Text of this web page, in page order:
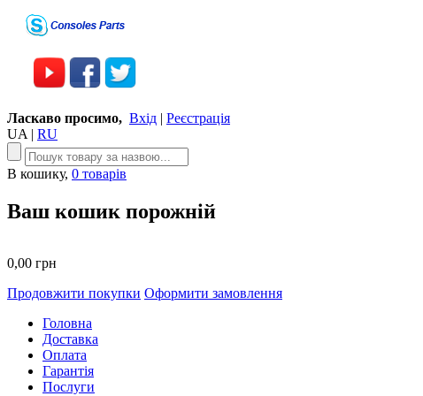
Ласкаво просимо, Вхід | Реєстрація
UA | RU
В кошику, 0 товарів
Ваш кошик порожній
0,00 грн
Продовжити покупки Оформити замовлення
Головна
Доставка
Оплата
Гарантія
Послуги